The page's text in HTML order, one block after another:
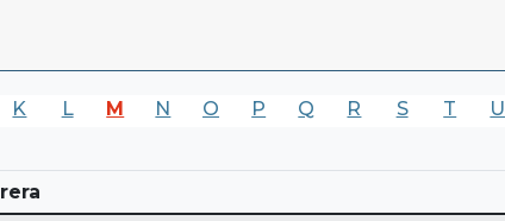
K L M N O P Q R S T U